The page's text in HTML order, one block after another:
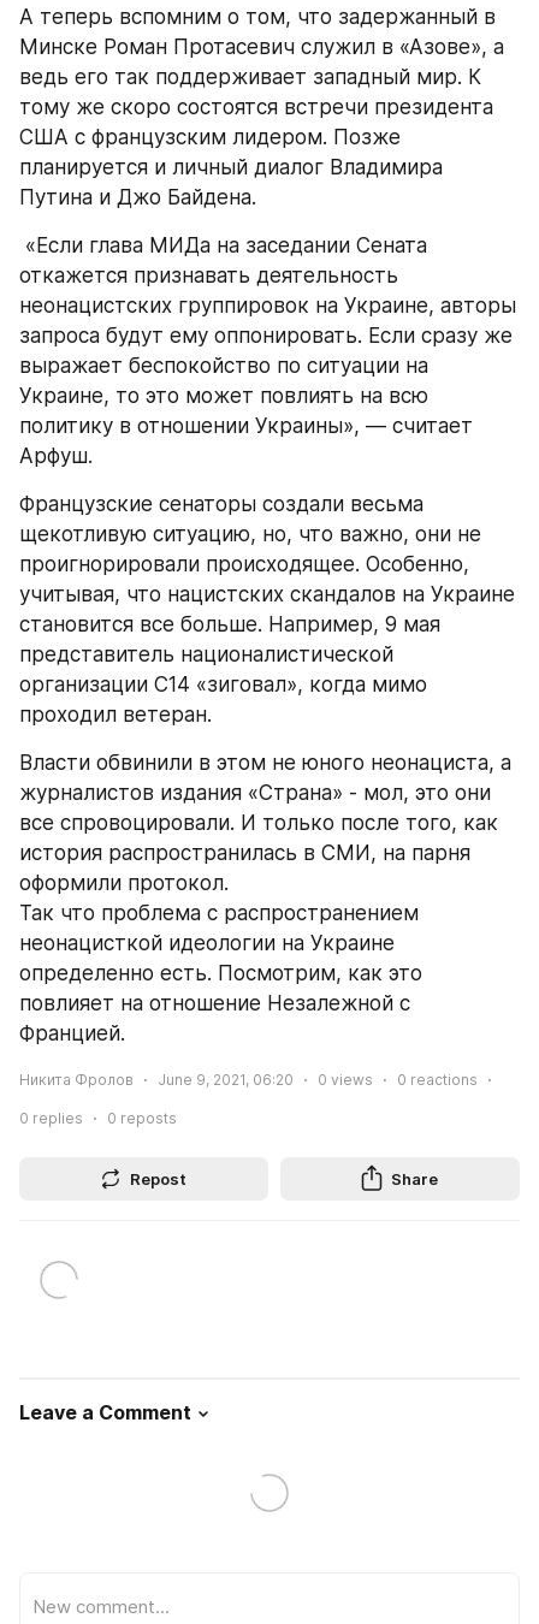
А теперь вспомним о том, что задержанный в
Минске Роман Протасевич служил в «Азове», а
ведь его так поддерживает западный мир. К
тому же скоро состоятся встречи президента
США с французским лидером. Позже
планируется и личный диалог Владимира
Путина и Джо Байдена.
откажется признавать деятельность
неонацистских группировок на Украине, авторы
запроса будут ему оппонировать. Если сразу же
выражает беспокойство по ситуации на
Украине, то это может повлиять на всю
политику в отношении Украины», — считает
Арфуш.
Французские сенаторы создали весьма
щекотливую ситуацию, но, что важно, они не
проигнорировали происходящее. Особенно,
учитывая, что нацистских скандалов на Украине
становится все больше. Например, 9 мая
представитель националистической
организации С14 «зиговал», когда мимо
проходил ветеран.
Власти обвинили в этом не юного неонациста, а
журналистов издания «Страна» - мол, это они
все спровоцировали. И только после того, как
история распространилась в СМИ, на парня
оформили протокол.
Так что проблема с распространением
неонацисткой идеологии на Украине
определенно есть. Посмотрим, как это
повлияет на отношение Незалежной с
Францией.
Никита Фролов June 9, 2021, 06:20 0 views 0 reactions
0 replies 0 reposts
Repost Share
Leave a Comment